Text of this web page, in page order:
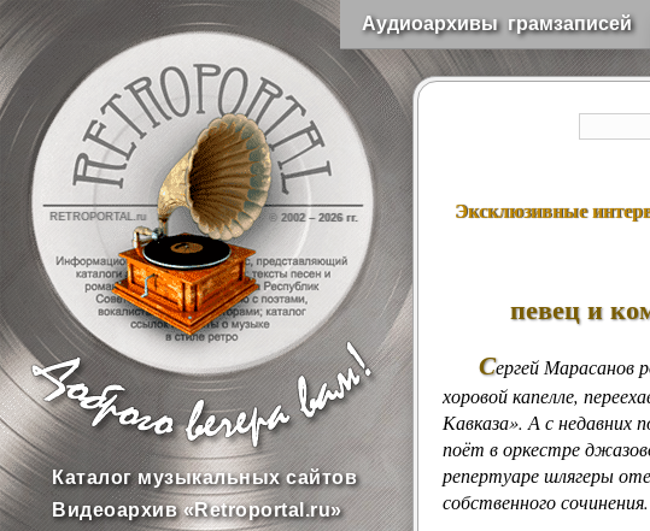
Аудиоархивы грамзаписей
RETROPORTAL.ru © 2002 – 2026 гг.
Каталог музыкальных сайтов
Видеоархив «Retroportal.ru»
Эксклюзивные
певец и
Сергей Марасанов
хоровой капелле,
Кавказа». А с недавних
поёт в оркестре
репертуаре шлягеры
собственного сочинения.